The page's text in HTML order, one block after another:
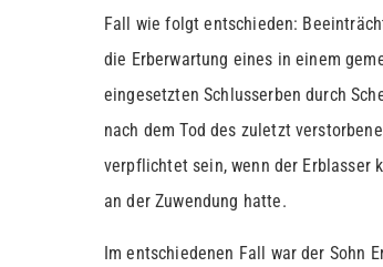
Fall wie folgt entschieden:
die Erberwartung eines in einem
eingesetzten Schlusserben durch
nach dem Tod des zuletzt
verpflichtet sein, wenn der Erblasser
an der Zuwendung hatte.
Im entschiedenen Fall war der Sohn